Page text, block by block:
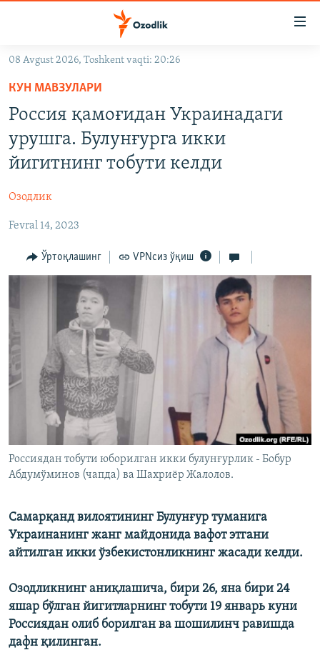
Асосий
навигацияга
ўтинг
Қидиришга
ўтинг
На русском
ИЖТИМОИЙ ТАРМОҚЛАР
Озодлик бошқа тилларда
08 Avgust 2026, Toshkent vaqti: 20:26
КУН МАВЗУЛАРИ
Россия қамоғидан Украинадаги
урушга. Булунғурга икки
йигитнинг тобути келди
Озодлик
Fevral 14, 2023
Ўртоқлашинг VPNсиз ўқиш
Россиядан тобути юборилган икки булунғурлик - Бобур
Абдумўминов (чапда) ва Шахриёр Жалолов.
Самарқанд вилоятининг Булунғур туманига
Украинанинг жанг майдонида вафот этгани
айтилган икки ўзбекистонликнинг жасади келди.
Озодликнинг аниқлашича, бири 26, яна бири 24
яшар бўлган йигитларнинг тобути 19 январь куни
Россиядан олиб борилган ва шошилинч равишда
дафн қилинган.